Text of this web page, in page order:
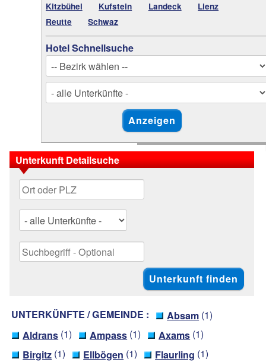
Kitzbühel
Kufstein Landeck
Lienz
Reutte
Schwaz
Hotel Schnellsuche
Unterkunft Detailsuche
UNTERKÜNFTE / GEMEINDE : Absam (1)
Aldrans (1) Ampass (1) Axams (1)
Birgitz (1) Ellbögen (1) Flaurling (1)